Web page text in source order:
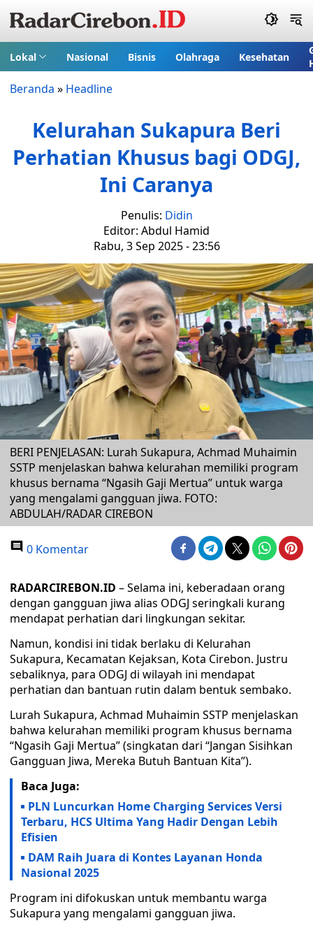
Lokal Nasional Bisnis Olahraga Kesehatan
Beranda » Headline
Kelurahan Sukapura Beri
Perhatian Khusus bagi ODGJ,
Ini Caranya
Penulis: Didin
Editor: Abdul Hamid
Rabu, 3 Sep 2025 - 23:56
BERI PENJELASAN: Lurah Sukapura, Achmad Muhaimin
SSTP menjelaskan bahwa kelurahan memiliki program
khusus bernama “Ngasih Gaji Mertua” untuk warga
yang mengalami gangguan jiwa. FOTO:
ABDULAH/RADAR CIREBON
0 Komentar
RADARCIREBON.ID – Selama ini, keberadaan orang
dengan gangguan jiwa alias ODGJ seringkali kurang
mendapat perhatian dari lingkungan sekitar.
Namun, kondisi ini tidak berlaku di Kelurahan
Sukapura, Kecamatan Kejaksan, Kota Cirebon. Justru
sebaliknya, para ODGJ di wilayah ini mendapat
perhatian dan bantuan rutin dalam bentuk sembako.
Lurah Sukapura, Achmad Muhaimin SSTP menjelaskan
bahwa kelurahan memiliki program khusus bernama
“Ngasih Gaji Mertua” (singkatan dari “Jangan Sisihkan
Gangguan Jiwa, Mereka Butuh Bantuan Kita”).
Baca Juga:
PLN Luncurkan Home Charging Services Versi
Terbaru, HCS Ultima Yang Hadir Dengan Lebih
Efisien
DAM Raih Juara di Kontes Layanan Honda
Nasional 2025
Program ini difokuskan untuk membantu warga
Sukapura yang mengalami gangguan jiwa.